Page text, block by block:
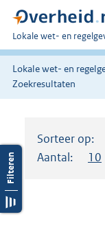
U
bent
hier:
Lokale wet- en
Lokale wet- en
Zoekresultaten
Sorteer op:
Aantal:
10